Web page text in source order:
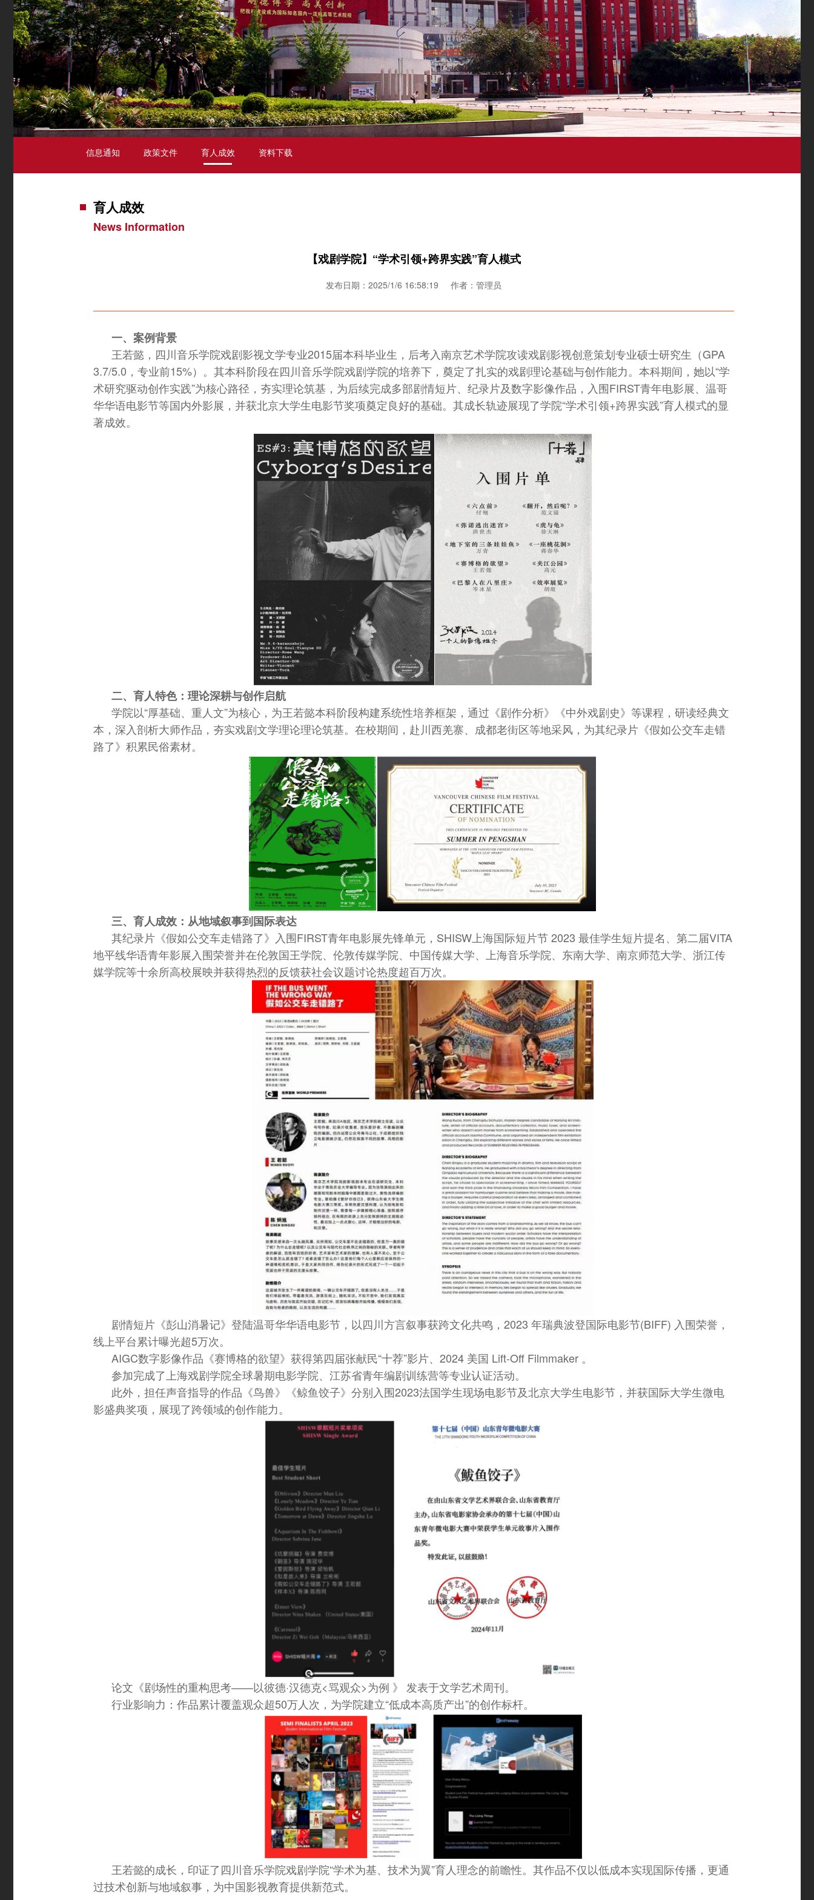
信息通知 政策文件 育人成效 资料下载
育人成效
News Information
【戏剧学院】“学术引领+跨界实践”育人模式
发布日期：2025/1/6 16:58:19 作者：管理员
一、案例背景
王若懿，四川音乐学院戏剧影视文学专业2015届本科毕业生，后考入南京艺术学院攻读戏剧影视创意策划专业硕士研究生（GPA
3.7/5.0，专业前15%）。其本科阶段在四川音乐学院戏剧学院的培养下，奠定了扎实的戏剧理论基础与创作能力。本科期间，她以“学
术研究驱动创作实践”为核心路径，夯实理论筑基，为后续完成多部剧情短片、纪录片及数字影像作品，入围FIRST青年电影展、温哥
华华语电影节等国内外影展，并获北京大学生电影节奖项奠定良好的基础。其成长轨迹展现了学院“学术引领+跨界实践”育人模式的显
著成效。
二、育人特色：理论深耕与创作启航
学院以“厚基础、重人文”为核心，为王若懿本科阶段构建系统性培养框架，通过《剧作分析》《中外戏剧史》等课程，研读经典文
本，深入剖析大师作品，夯实戏剧文学理论理论筑基。在校期间，赴川西羌寨、成都老街区等地采风，为其纪录片《假如公交车走错
路了》积累民俗素材。
三、育人成效：从地域叙事到国际表达
其纪录片《假如公交车走错路了》入围FIRST青年电影展先锋单元，SHISW上海国际短片节 2023 最佳学生短片提名、第二届VITA
地平线华语青年影展入围荣誉并在伦敦国王学院、伦敦传媒学院、中国传媒大学、上海音乐学院、东南大学、南京师范大学、浙江传
媒学院等十余所高校展映并获得热烈的反馈获社会议题讨论热度超百万次。
剧情短片《彭山消暑记》登陆温哥华华语电影节，以四川方言叙事获跨文化共鸣，2023 年瑞典波登国际电影节(BIFF) 入围荣誉，
线上平台累计曝光超5万次。
AIGC数字影像作品《赛博格的欲望》获得第四届张献民“十荐”影片、2024 美国 Lift-Off Filmmaker 。
参加完成了上海戏剧学院全球暑期电影学院、江苏省青年编剧训练营等专业认证活动。
此外，担任声音指导的作品《鸟兽》《鲸鱼饺子》分别入围2023法国学生现场电影节及北京大学生电影节，并获国际大学生微电
影盛典奖项，展现了跨领域的创作能力。
论文《剧场性的重构思考——以彼德·汉德克<骂观众>为例 》 发表于文学艺术周刊。
行业影响力：作品累计覆盖观众超50万人次，为学院建立“低成本高质产出”的创作标杆。
王若懿的成长，印证了四川音乐学院戏剧学院“学术为基、技术为翼”育人理念的前瞻性。其作品不仅以低成本实现国际传播，更通
过技术创新与地域叙事，为中国影视教育提供新范式。